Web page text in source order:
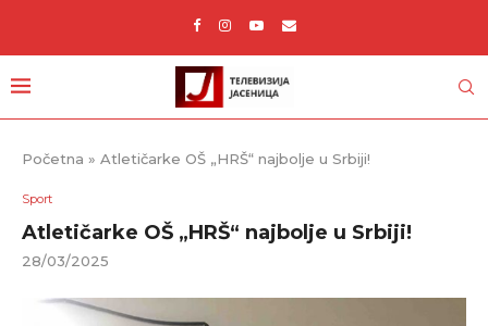
Početna » Atletičarke OŠ „HRŠ“ najbolje u Srbiji!
Sport
Atletičarke OŠ „HRŠ“ najbolje u Srbiji!
28/03/2025